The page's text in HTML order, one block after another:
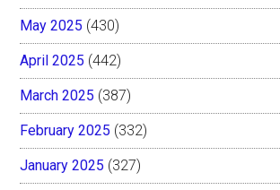
May 2025 (430)
April 2025 (442)
March 2025 (387)
February 2025 (332)
January 2025 (327)